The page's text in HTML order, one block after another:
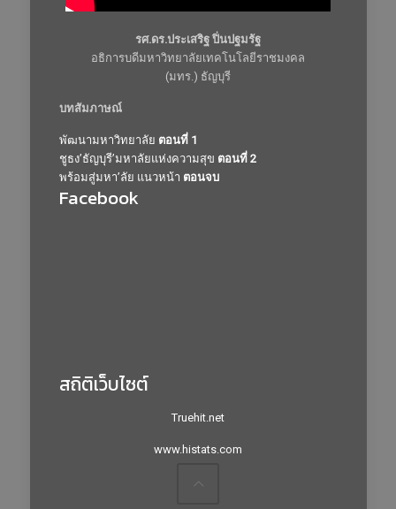
รศ.ดร.ประเสริฐ ปิ่นปฐมรัฐ
อธิการบดีมหาวิทยาลัยเทคโนโลยีราชมงคล
(มทร.) ธัญบุรี
บทสัมภาษณ์
พัฒนามหาวิทยาลัย ตอนที่ 1
ชูธง’ธัญบุรี’มหาลัยแห่งความสุข ตอนที่ 2
พร้อมสู่มหา’ลัย แนวหน้า ตอนจบ
Facebook
สถิติเว็บไซต์
Truehit.net
www.histats.com